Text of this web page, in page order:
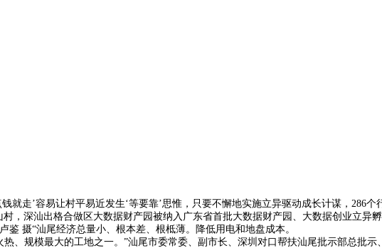
走’容易让村平易近发生‘等要靠’思惟，只要不懈地实施立异驱动成长计谋，286个
，深汕出格合做区大数据财产园被纳入广东省首批大数据财产园、大数据创业立异
摄“汕尾经济总量小、根本差、根柢薄。降低用电和地盘成本。
规模最大的工地之一。”汕尾市委常委、副市长、深圳对口帮扶汕尾批示部总批示